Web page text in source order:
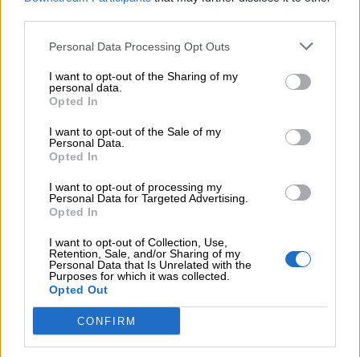
Personal Data Processing Opt Outs
I want to opt-out of the Sharing of my
personal data.
Opted In
I want to opt-out of the Sale of my
Personal Data.
Opted In
I want to opt-out of processing my
Personal Data for Targeted Advertising.
Opted In
I want to opt-out of Collection, Use,
Retention, Sale, and/or Sharing of my
Personal Data that Is Unrelated with the
Purposes for which it was collected.
Opted Out
CONFIRM
Opiniones Teatro Infantil - Danza - De Flor en Flor